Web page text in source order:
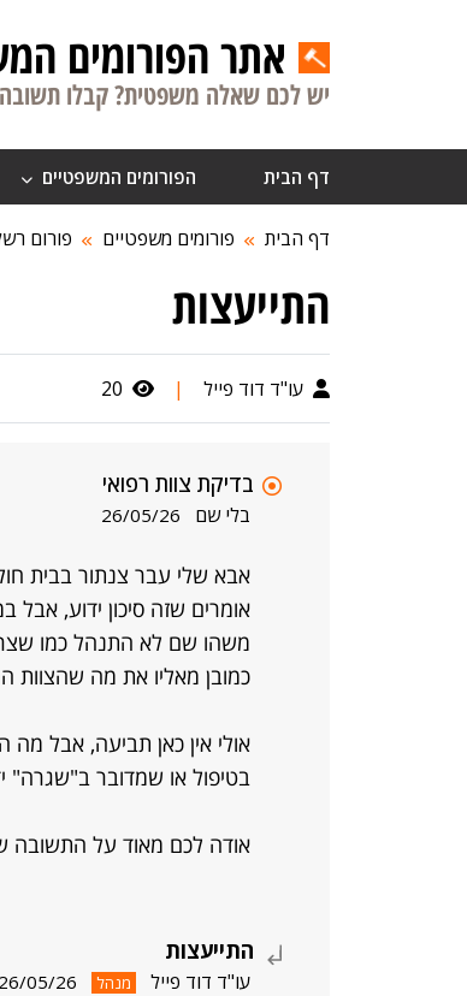
אתר הפורומים
יש לכם שאלה משפטית? קבלו
דף הבית הפורומים המשפטיים
דף הבית פורומים משפטיים פורום
התייעצות
עו"ד דוד פייל |
20
בדיקת צוות רפואי
בלי שם 26/05/26
אבא שלי עבר צנתור בבית
אומרים שזה סיכון ידוע, אבל
משהו שם לא התנהל כמו
כמובן מאליו את מה שהצוות
אולי אין כאן תביעה, אבל מה
בטיפול או שמדובר ב"שגרה"
אודה לכם מאוד על התשובה
התייעצות
עו"ד דוד פייל מנהל 26/05/26